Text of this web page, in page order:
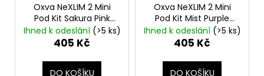
Oxva NeXLIM 2 Mini
Pod Kit Sakura Pink
1500mAh
Ihned k odeslání (>5 ks)
405 Kč
DO KOŠÍKU
Oxva NeXLIM 2 Mini
Pod Kit Mist Purple
1500mAh
Ihned k odeslání (>5 ks)
405 Kč
DO KOŠÍKU